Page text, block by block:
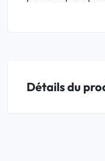
Détails du